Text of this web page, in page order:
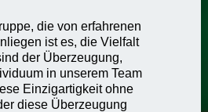
die von erfahrenen
ist es, die Vielfalt
der Überzeugung,
in unserem Team
Einzigartigkeit ohne
diese Überzeugung